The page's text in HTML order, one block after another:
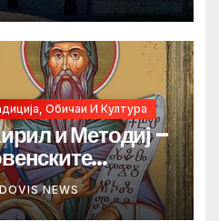
Обичаи И Култура
и Методиј –
NEWS